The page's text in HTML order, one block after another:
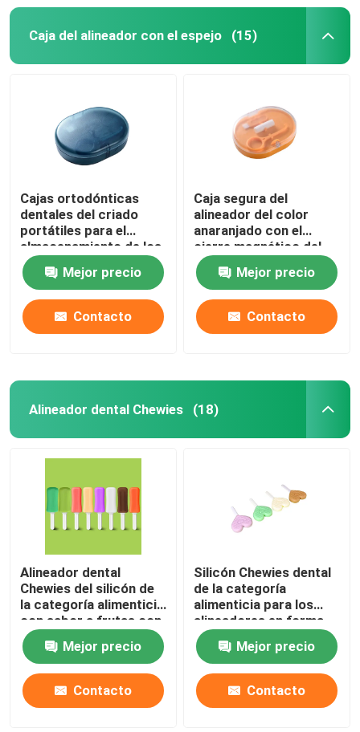
Caja del alineador con el espejo (15)
Cajas ortodónticas
dentales del criado
portátiles para el
almacenamiento de los
apoyos
Mejor precio
Contacto
Caja segura del
alineador del color
anaranjado con el
cierre magnético del
espejo
Mejor precio
Contacto
Alineador dental Chewies (18)
Alineador dental
Chewies del silicón de
la categoría alimenticia
con sabor a frutas con
la manija
Mejor precio
Contacto
Silicón Chewies dental
de la categoría
alimenticia para los
alineadores en forma
de corazón con la
manija Mejor precio
Contacto